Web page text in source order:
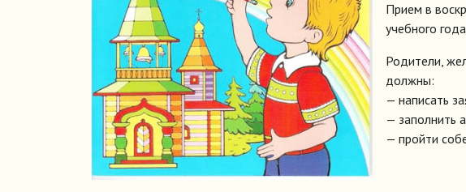
Прием в
учебного
Родители,
должны:
— написать
— заполнить
— пройти